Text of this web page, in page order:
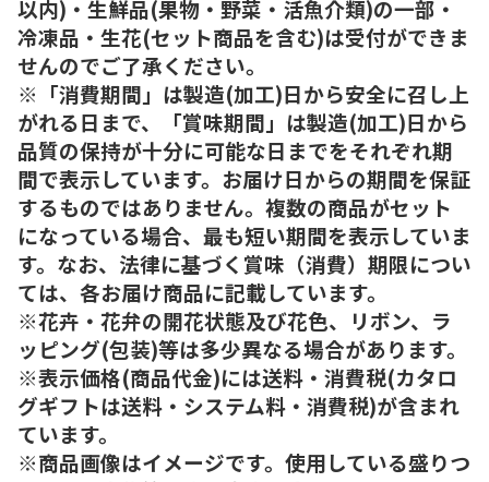
以内)・生鮮品(果物・野菜・活魚介類)の一部・
冷凍品・生花(セット商品を含む)は受付ができま
せんのでご了承ください。
※「消費期間」は製造(加工)日から安全に召し上
がれる日まで、「賞味期間」は製造(加工)日から
品質の保持が十分に可能な日までをそれぞれ期
間で表示しています。お届け日からの期間を保証
するものではありません。複数の商品がセット
になっている場合、最も短い期間を表示していま
す。なお、法律に基づく賞味（消費）期限につい
ては、各お届け商品に記載しています。
※花卉・花弁の開花状態及び花色、リボン、ラ
ッピング(包装)等は多少異なる場合があります。
※表示価格(商品代金)には送料・消費税(カタロ
グギフトは送料・システム料・消費税)が含まれ
ています。
※商品画像はイメージです。使用している盛りつ